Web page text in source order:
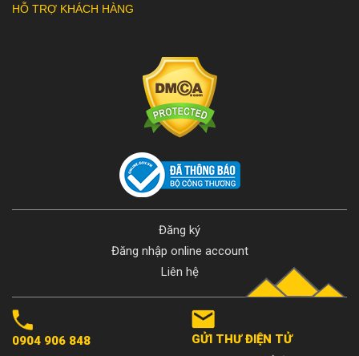
HỖ TRỢ KHÁCH HÀNG
Đăng ký
Đăng nhập online account
Liên hệ
0904 906 848
GỬI THƯ ĐIỆN TỬ